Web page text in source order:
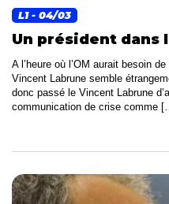
L1- 04/03
Un président dans
A l’heure où l’OM aurait besoin
Vincent Labrune semble
donc passé le Vincent Labrune
communication de crise comme